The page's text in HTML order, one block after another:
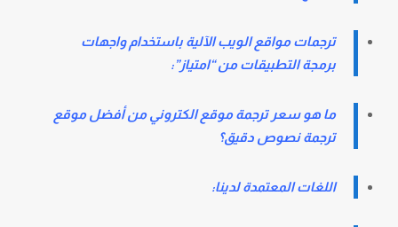
ترجمات مواقع الويب الآلية باستخدام واجهات
برمجة التطبيقات من “امتياز”:
ما هو سعر ترجمة موقع الكتروني من أفضل موقع
ترجمة نصوص دقيق؟
اللغات المعتمدة لدينا: